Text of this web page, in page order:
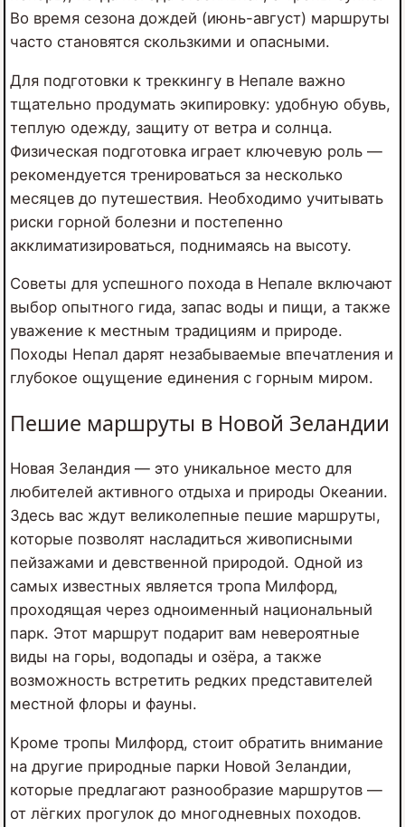
Во время сезона дождей (июнь-август) маршруты
часто становятся скользкими и опасными.
Для подготовки к треккингу в Непале важно
тщательно продумать экипировку: удобную обувь,
теплую одежду, защиту от ветра и солнца.
Физическая подготовка играет ключевую роль —
рекомендуется тренироваться за несколько
месяцев до путешествия. Необходимо учитывать
риски горной болезни и постепенно
акклиматизироваться, поднимаясь на высоту.
Советы для успешного похода в Непале включают
выбор опытного гида, запас воды и пищи, а также
уважение к местным традициям и природе.
Походы Непал дарят незабываемые впечатления и
глубокое ощущение единения с горным миром.
Пешие маршруты в Новой Зеландии
Новая Зеландия ― это уникальное место для
любителей активного отдыха и природы Океании.
Здесь вас ждут великолепные пешие маршруты,
которые позволят насладиться живописными
пейзажами и девственной природой. Одной из
самых известных является тропа Милфорд,
проходящая через одноименный национальный
парк. Этот маршрут подарит вам невероятные
виды на горы, водопады и озёра, а также
возможность встретить редких представителей
местной флоры и фауны.
Кроме тропы Милфорд, стоит обратить внимание
на другие природные парки Новой Зеландии,
которые предлагают разнообразие маршрутов —
от лёгких прогулок до многодневных походов.